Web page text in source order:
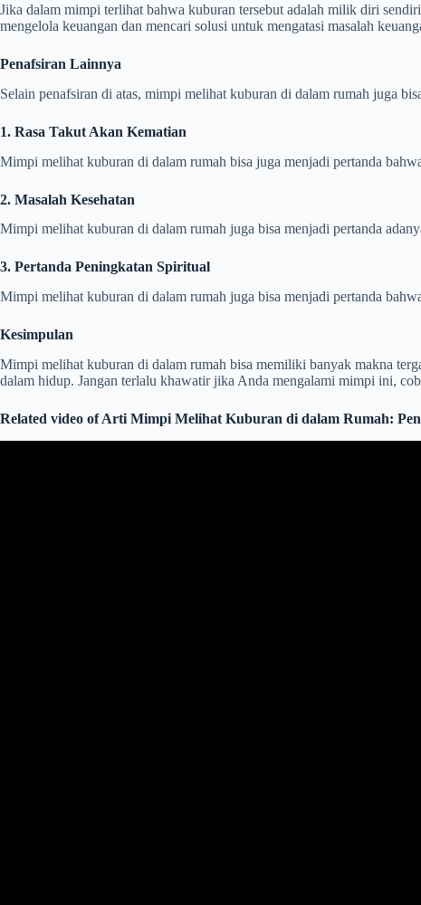
Jika dalam mimpi terlihat bahwa kuburan tersebut adalah milik diri
mengelola keuangan dan mencari solusi untuk mengatasi masalah
Penafsiran Lainnya
Selain penafsiran di atas, mimpi melihat kuburan di dalam rumah juga
1. Rasa Takut Akan Kematian
Mimpi melihat kuburan di dalam rumah bisa juga menjadi pertanda
2. Masalah Kesehatan
Mimpi melihat kuburan di dalam rumah juga bisa menjadi pertanda
3. Pertanda Peningkatan Spiritual
Mimpi melihat kuburan di dalam rumah juga bisa menjadi pertanda
Kesimpulan
Mimpi melihat kuburan di dalam rumah bisa memiliki banyak makna
dalam hidup. Jangan terlalu khawatir jika Anda mengalami mimpi ini,
Related video of Arti Mimpi Melihat Kuburan di dalam Rumah: